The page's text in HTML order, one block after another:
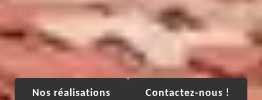
Nos réalisations Contactez-nous !